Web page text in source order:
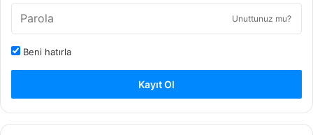
Unuttunuz mu?
Beni hatırla
Kayıt Ol